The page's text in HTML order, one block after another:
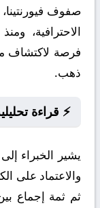
صفوف
الاحترافية،
فرصة لاكتشاف
ذهب.
⚡ قراءة
يشير الخبراء
والاعتماد على
ثم ثمة إجماع